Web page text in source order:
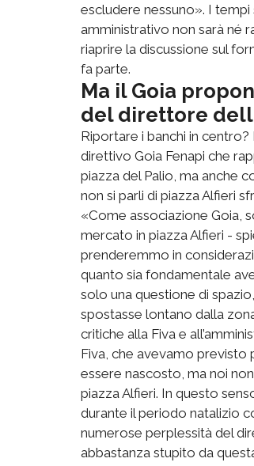
escludere nessuno». I
amministrativo non sarà né
riaprire la discussione sul
fa parte.
Ma il Goia
del direttore
Riportare i banchi in
direttivo Goia Fenapi che
piazza del Palio, ma anche
non si parli di piazza Alfieri
«Come associazione Goia,
mercato in piazza Alfieri -
prenderemmo in
quanto sia fondamentale
solo una questione di
spostasse lontano dalla
critiche alla Fiva e
Fiva, che avevamo
essere nascosto, ma noi
piazza Alfieri. In questo
durante il periodo natalizio
numerose perplessità del
abbastanza stupito da